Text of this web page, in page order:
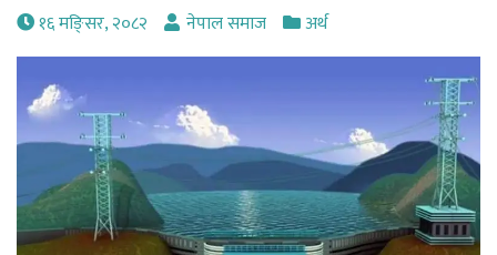
१६ मङि्सर, २०८२ नेपाल समाज अर्थ